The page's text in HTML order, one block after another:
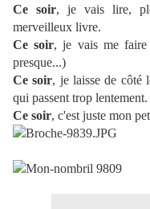
Ce soir, je vais lire,
merveilleux livre.
Ce soir, je vais me
presque...)
Ce soir, je laisse de côté
qui passent trop lentement.
Ce soir, c'est juste mon